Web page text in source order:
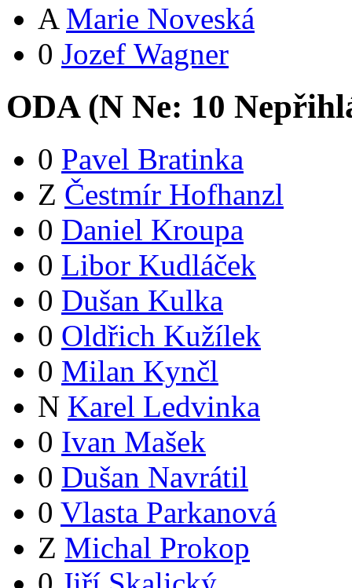
A Marie Noveská
0 Jozef Wagner
ODA (N Ne: 10
0 Pavel Bratinka
Z Čestmír Hofhanzl
0 Daniel Kroupa
0 Libor Kudláček
0 Dušan Kulka
0 Oldřich Kužílek
0 Milan Kynčl
N Karel Ledvinka
0 Ivan Mašek
0 Dušan Navrátil
0 Vlasta Parkanová
Z Michal Prokop